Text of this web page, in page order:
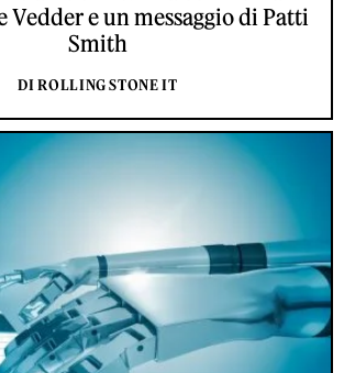
Vedder e un messaggio di Patti
Smith
DI ROLLING STONE IT